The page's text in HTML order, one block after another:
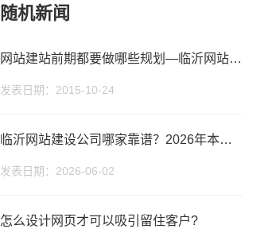
随机新闻
网站建站前期都要做哪些规划—临沂网站建设
发表日期：2015-10-24
临沂网站建设公司哪家靠谱？2026年本地口碑参考与避坑指南
发表日期：2026-06-02
怎么设计网页才可以吸引留住客户?